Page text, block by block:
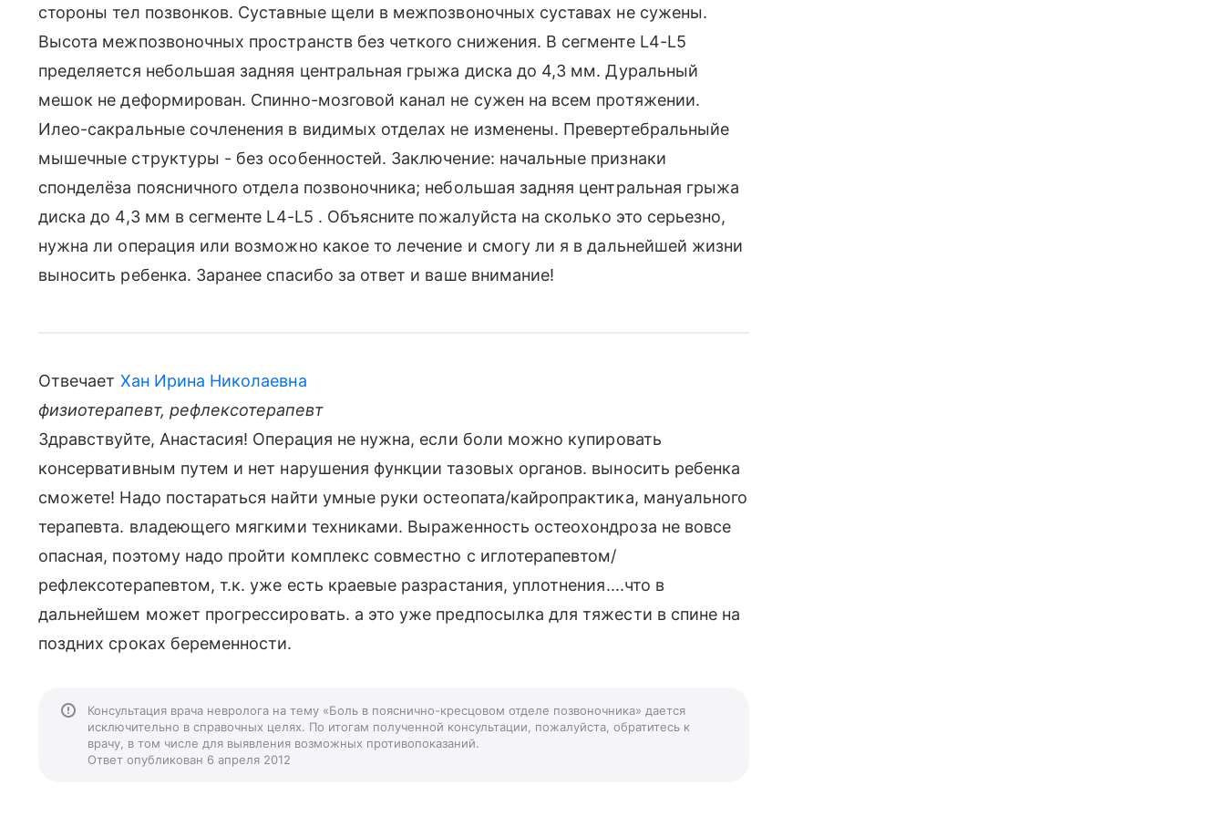
стороны тел позвонков. Суставные щели в межпозвоночных суставах не сужены.
Высота межпозвоночных пространств без четкого снижения. В сегменте L4-L5
пределяется небольшая задняя центральная грыжа диска до 4,3 мм. Дуральный
мешок не деформирован. Спинно-мозговой канал не сужен на всем протяжении.
Илео-сакральные сочленения в видимых отделах не изменены. Превертебральныйе
мышечные структуры - без особенностей. Заключение: начальные признаки
спонделёза поясничного отдела позвоночника; небольшая задняя центральная грыжа
диска до 4,3 мм в сегменте L4-L5 . Объясните пожалуйста на сколько это серьезно,
нужна ли операция или возможно какое то лечение и смогу ли я в дальнейшей жизни
выносить ребенка. Заранее спасибо за ответ и ваше внимание!
Отвечает Хан Ирина Николаевна
физиотерапевт, рефлексотерапевт
Здравствуйте, Анастасия! Операция не нужна, если боли можно купировать
консервативным путем и нет нарушения функции тазовых органов. выносить ребенка
сможете! Надо постараться найти умные руки остеопата/кайропрактика, мануального
терапевта. владеющего мягкими техниками. Выраженность остеохондроза не вовсе
опасная, поэтому надо пройти комплекс совместно с иглотерапевтом/
рефлексотерапевтом, т.к. уже есть краевые разрастания, уплотнения....что в
дальнейшем может прогрессировать. а это уже предпосылка для тяжести в спине на
поздних сроках беременности.
Консультация врача невролога на тему «Боль в пояснично-кресцовом отделе позвоночника» дается
исключительно в справочных целях. По итогам полученной консультации, пожалуйста, обратитесь к
врачу, в том числе для выявления возможных противопоказаний.
Ответ опубликован 6 апреля 2012